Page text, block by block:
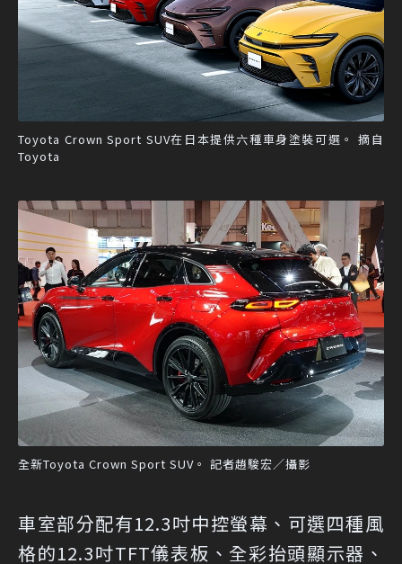
Toyota Crown Sport SUV在日本提供六種車身塗裝可選。 摘自
Toyota
全新Toyota Crown Sport SUV。 記者趙駿宏／攝影
車室部分配有12.3吋中控螢幕、可選四種風
格的12.3吋TFT儀表板、全彩抬頭顯示器、